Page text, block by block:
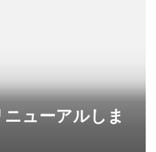
ューアルしま